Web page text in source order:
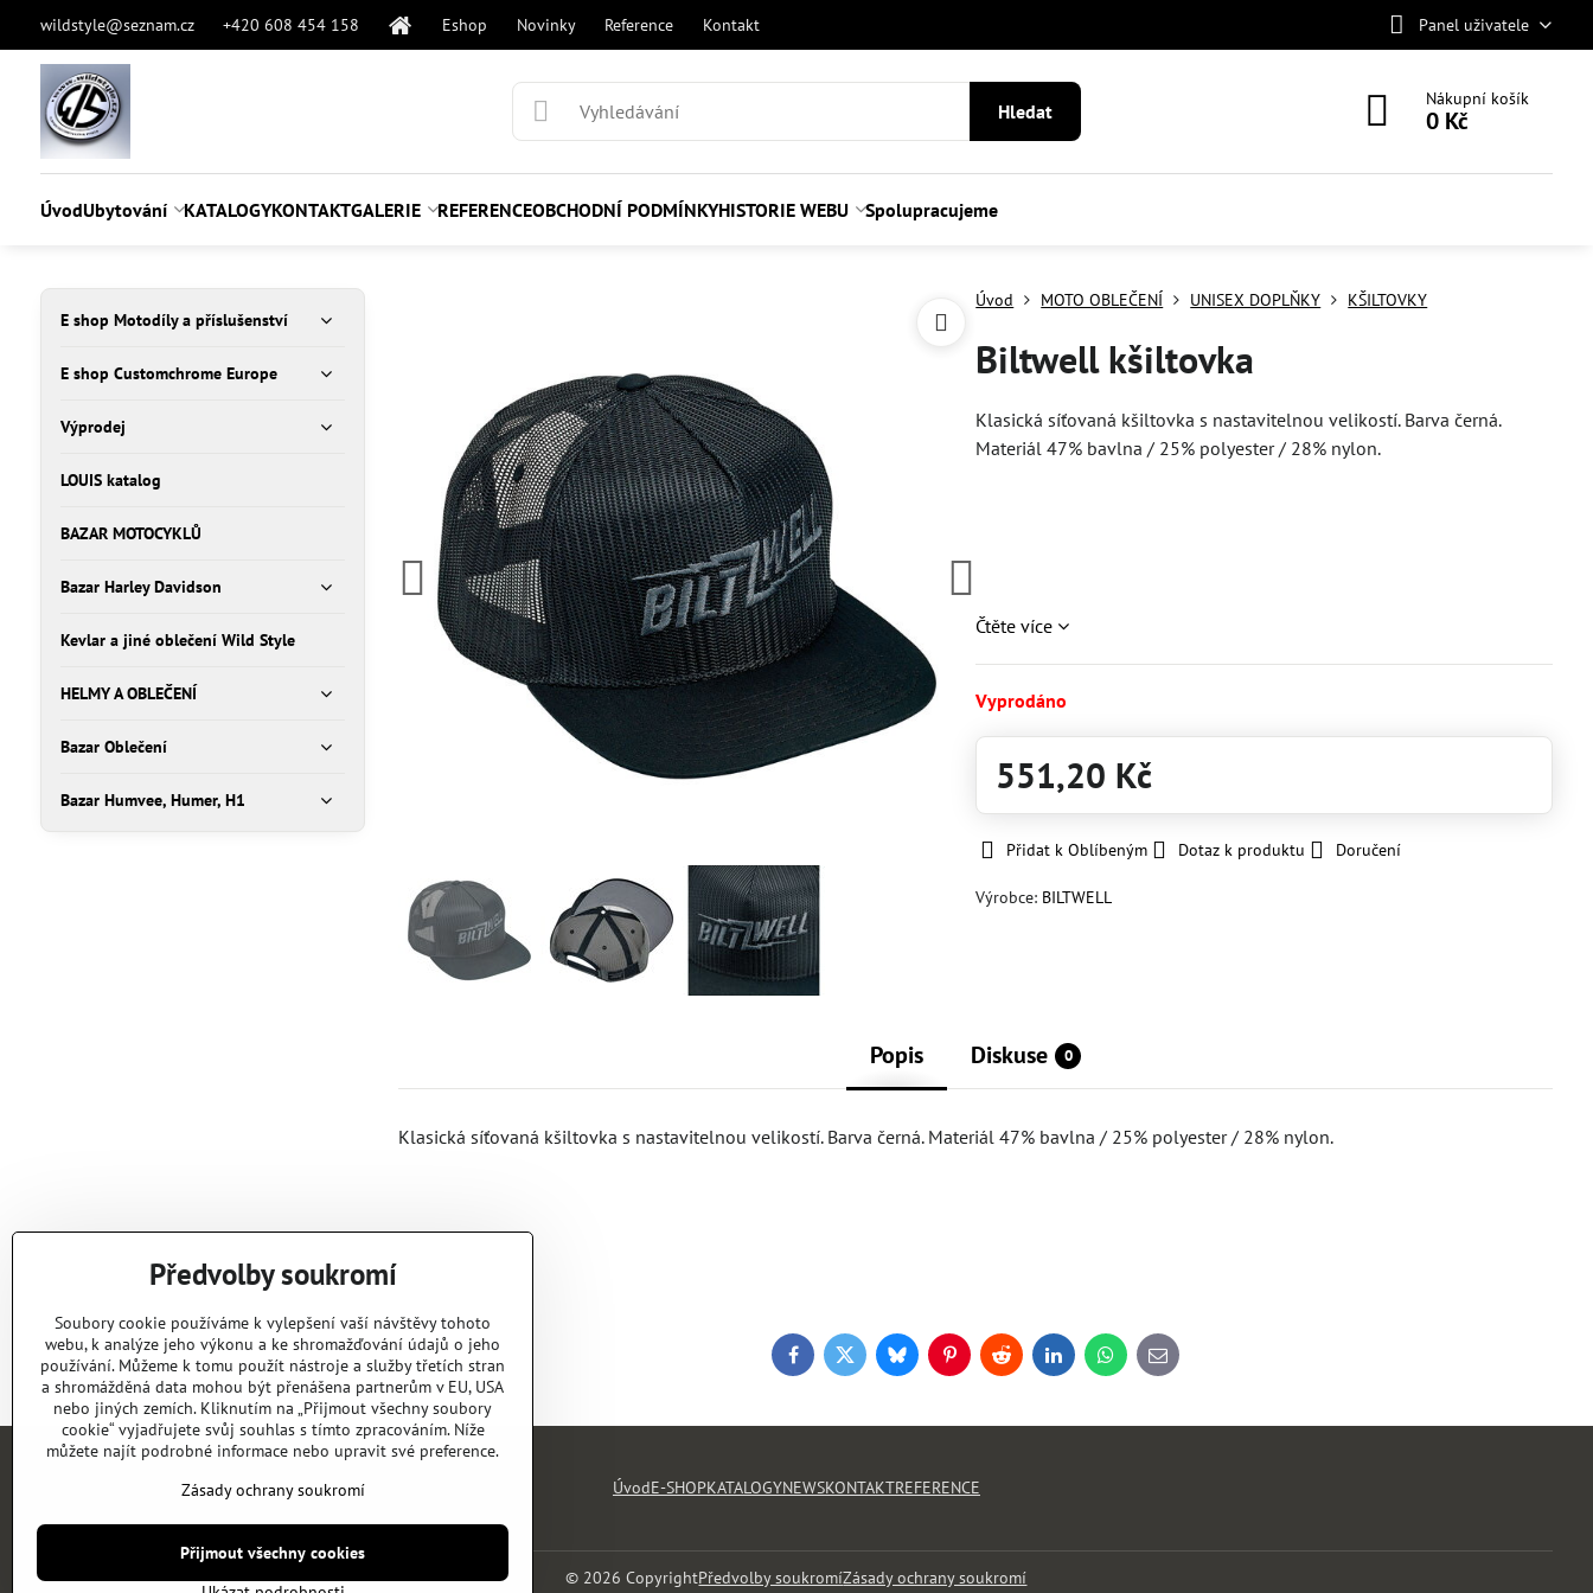
wildstyle@seznam.cz +420 608 454 158 Eshop Novinky Reference Kontakt Panel uživatele
Hledat
Nákupní košík
0 Kč
ÚvodUbytování KATALOGYKONTAKTGALERIE REFERENCEOBCHODNÍ PODMÍNKYHISTORIE WEBU Spolupracujeme
Úvod MOTO OBLEČENÍ UNISEX DOPLŇKY KŠILTOVKY
Biltwell kšiltovka
Klasická síťovaná kšiltovka s nastavitelnou velikostí. Barva černá.
Materiál 47% bavlna / 25% polyester / 28% nylon.
Čtěte více
Vyprodáno
551,20 Kč
Přidat k Oblíbeným Dotaz k produktu Doručení
Výrobce: BILTWELL
Popis Diskuse 0
Klasická síťovaná kšiltovka s nastavitelnou velikostí. Barva černá. Materiál 47% bavlna / 25% polyester / 28% nylon.
FacebookTwitterBlueskyPinterestRedditLinkedInWhatsApp
E-
mail
E shop Motodíly a příslušenství
E shop Customchrome Europe
Výprodej
LOUIS katalog
BAZAR MOTOCYKLŮ
Bazar Harley Davidson
Kevlar a jiné oblečení Wild Style
HELMY A OBLEČENÍ
Bazar Oblečení
Bazar Humvee, Humer, H1
ÚvodE-SHOPKATALOGYNEWSKONTAKTREFERENCE
© 2026 CopyrightPředvolby soukromíZásady ochrany soukromí
Předvolby soukromí
Soubory cookie používáme k vylepšení vaší návštěvy tohoto
webu, k analýze jeho výkonu a ke shromažďování údajů o jeho
používání. Můžeme k tomu použít nástroje a služby třetích stran
a shromážděná data mohou být přenášena partnerům v EU, USA
nebo jiných zemích. Kliknutím na „Přijmout všechny soubory
cookie“ vyjadřujete svůj souhlas s tímto zpracováním. Níže
můžete najít podrobné informace nebo upravit své preference.
Zásady ochrany soukromí
Přijmout všechny cookies